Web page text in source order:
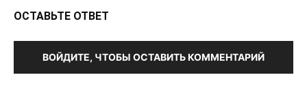
ОСТАВЬТЕ ОТВЕТ
ВОЙДИТЕ, ЧТОБЫ ОСТАВИТЬ КОММЕНТАРИЙ